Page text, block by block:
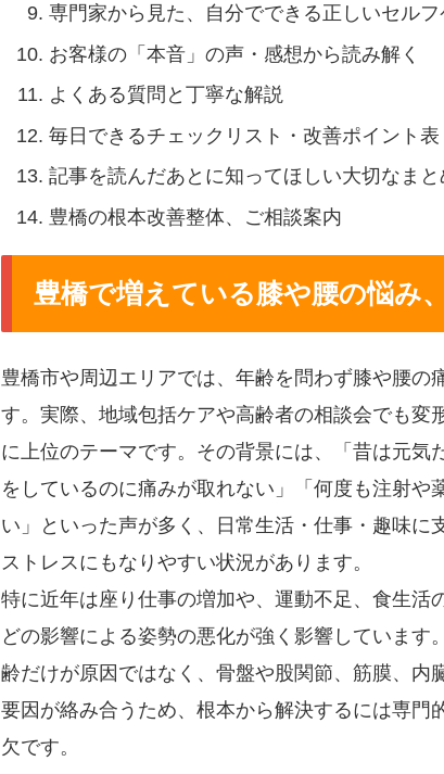
専門家から見た、自分でできる正しいセルフ
お客様の「本音」の声・感想から読み解く
よくある質問と丁寧な解説
毎日できるチェックリスト・改善ポイント表
記事を読んだあとに知ってほしい大切なまと
豊橋の根本改善整体、ご相談案内
豊橋で増えている膝や腰の悩み
豊橋市や周辺エリアでは、年齢を問わず膝や腰の
す。実際、地域包括ケアや高齢者の相談会でも変
に上位のテーマです。その背景には、「昔は元気
をしているのに痛みが取れない」「何度も注射や
い」といった声が多く、日常生活・仕事・趣味に
ストレスにもなりやすい状況があります。
特に近年は座り仕事の増加や、運動不足、食生活
どの影響による姿勢の悪化が強く影響しています
齢だけが原因ではなく、骨盤や股関節、筋膜、内
要因が絡み合うため、根本から解決するには専門
欠です。